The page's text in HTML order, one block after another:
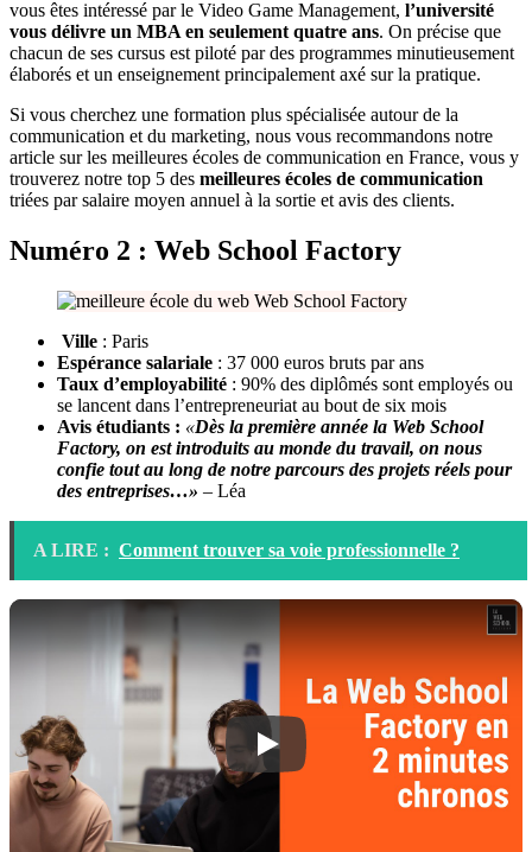
vous êtes intéressé par le Video Game Management, l’université
vous délivre un MBA en seulement quatre ans. On précise que
chacun de ses cursus est piloté par des programmes minutieusement
élaborés et un enseignement principalement axé sur la pratique.
Si vous cherchez une formation plus spécialisée autour de la
communication et du marketing, nous vous recommandons notre
article sur les meilleures écoles de communication en France, vous y
trouverez notre top 5 des meilleures écoles de communication
triées par salaire moyen annuel à la sortie et avis des clients.
Numéro 2 : Web School Factory
Ville : Paris
Espérance salariale : 37 000 euros bruts par ans
Taux d’employabilité : 90% des diplômés sont employés ou
se lancent dans l’entrepreneuriat au bout de six mois
Avis étudiants : «Dès la première année la Web School
Factory, on est introduits au monde du travail, on nous
confie tout au long de notre parcours des projets réels pour
des entreprises…» – Léa
A LIRE : Comment trouver sa voie professionnelle ?